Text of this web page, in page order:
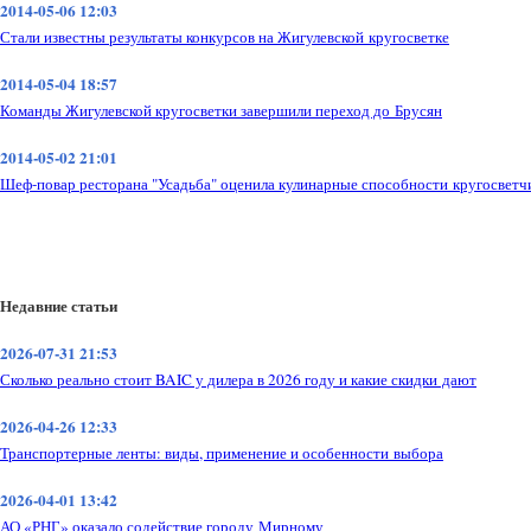
2014-05-06 12:03
Стали известны результаты конкурсов на Жигулевской кругосветке
2014-05-04 18:57
Команды Жигулевской кругосветки завершили переход до Брусян
2014-05-02 21:01
Шеф-повар ресторана "Усадьба" оценила кулинарные способности
Недавние статьи
2026-07-31 21:53
Сколько реально стоит BAIC у дилера в 2026 году и какие скидки дают
2026-04-26 12:33
Транспортерные ленты: виды, применение и особенности выбора
2026-04-01 13:42
АО «РНГ» оказало содействие городу Мирному